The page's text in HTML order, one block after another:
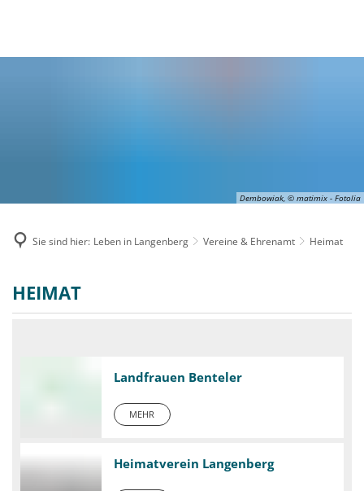
Dembowiak, © matimix - Fotolia
Sie sind hier: Leben in Langenberg Vereine & Ehrenamt Heimat
Heimat
HEIMAT
Landfrauen Benteler
MEHR
Heimatverein Langenberg